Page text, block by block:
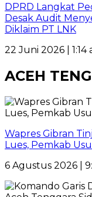
DPRD Langkat
Desak Audit
Diklaim PT LNK
22 Juni 2026 | 1:14
ACEH
Wapres Gibran
Lues, Pemkab
6 Agustus 2026 |